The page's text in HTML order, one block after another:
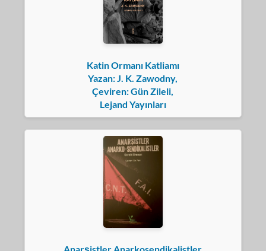
Katin Ormanı Katliamı
Yazan: J. K. Zawodny,
Çeviren: Gün Zileli,
Lejand Yayınları